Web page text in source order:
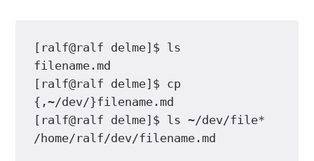
[ralf@ralf delme]$ ls
filename.md
[ralf@ralf delme]$ cp
{,~/dev/}filename.md
[ralf@ralf delme]$ ls ~/dev/file*
/home/ralf/dev/filename.md